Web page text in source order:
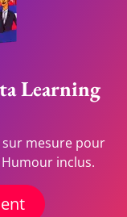
Learning
mesure pour
inclus.